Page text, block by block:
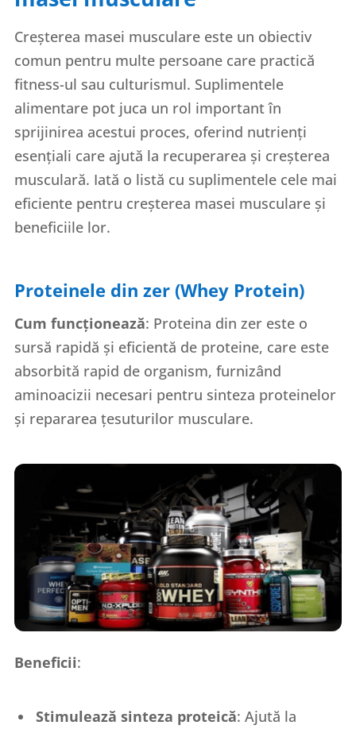
Creșterea masei musculare este un obiectiv
comun pentru multe persoane care practică
fitness-ul sau culturismul. Suplimentele
alimentare pot juca un rol important în
sprijinirea acestui proces, oferind nutrienți
esențiali care ajută la recuperarea și creșterea
musculară. Iată o listă cu suplimentele cele mai
eficiente pentru creșterea masei musculare și
beneficiile lor.
Proteinele din zer (Whey Protein)
Cum funcționează: Proteina din zer este o
sursă rapidă și eficientă de proteine, care este
absorbită rapid de organism, furnizând
aminoacizii necesari pentru sinteza proteinelor
și repararea țesuturilor musculare.
Beneficii:
Stimulează sinteza proteică: Ajută la